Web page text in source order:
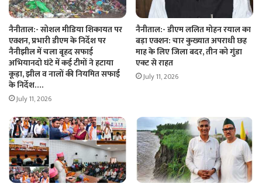
नैनीताल:- सोशल मीडिया शिकायत पर
एक्शन, प्रभारी डीएम के निर्देश पर
नैनीझील में चला बृहद सफाई
अभियानदो घंटे में कई टीमों ने हटाया
कूड़ा, झील व नालों की नियमित सफाई
के निर्देश….
July 11, 2026
नैनीताल:- डीएम ललित मोहन रयाल का
बड़ा एक्शन: चार कुख्यात अपराधी छह
माह के लिए जिला बदर, तीन को गुंडा
एक्ट से राहत
July 11, 2026